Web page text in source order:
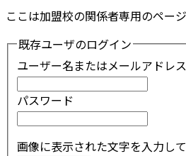
ここは加盟校の関係者専用のページ
既存ユーザのログイン
ユーザー名またはメールアドレス
パスワード
画像に表示された文字を入力し